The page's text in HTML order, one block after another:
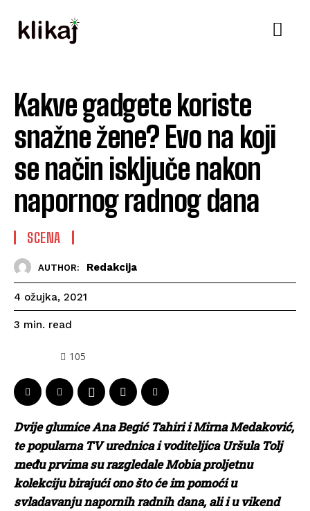
Kakve gadgete koriste
snažne žene? Evo na koji
se način isključe nakon
napornog radnog dana
SCENA
AUTHOR: Redakcija
4 ožujka, 2021
3 min. read
105
Dvije glumice Ana Begić Tahiri i Mirna Medaković,
te popularna TV urednica i voditeljica Uršula Tolj
među prvima su razgledale Mobia proljetnu
kolekciju birajući ono što će im pomoći u
svladavanju napornih radnih dana, ali i u vikend